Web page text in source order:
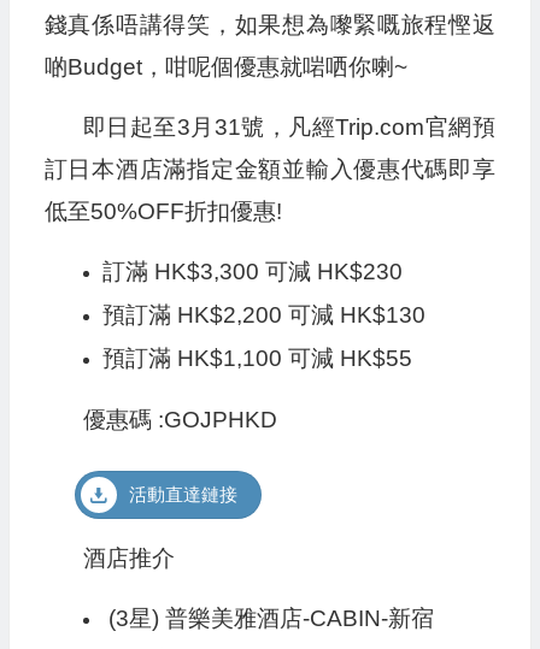
錢真係唔講得笑，如果想為嚟緊嘅旅程慳返
啲Budget，咁呢個優惠就啱哂你喇~
即日起至3月31號，凡經Trip.com官網預
訂日本酒店滿指定金額並輸入優惠代碼即享
低至50%OFF折扣優惠!
訂滿 HK$3,300 可減 HK$230
預訂滿 HK$2,200 可減 HK$130
預訂滿 HK$1,100 可減 HK$55
優惠碼 :GOJPHKD
活動直達鏈接
酒店推介
(3星) 普樂美雅酒店-CABIN-新宿